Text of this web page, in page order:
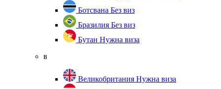
Ботсвана Без виз
Бразилия Без виз
Бутан Нужна виза
в
Великобритания Нужна виза